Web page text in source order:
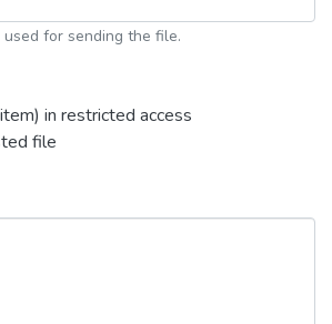
for sending the file.
in restricted access
file